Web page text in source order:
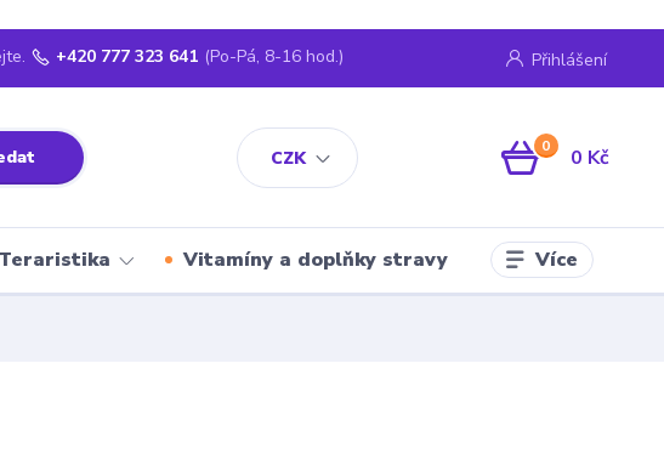
CZK
Přihlášení
+420 777 323 641 (Po-Pá, 8-16 hod.)
0 0 Kč
Teraristika Vitamíny a doplňky stravy Více